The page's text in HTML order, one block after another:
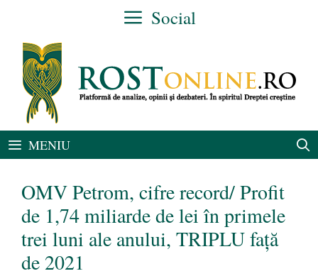
conținut
Social
MENIU
OMV Petrom, cifre record/ Profit
de 1,74 miliarde de lei în primele
trei luni ale anului, TRIPLU față
de 2021